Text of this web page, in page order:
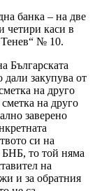
банка – на две
четири каси в
№ 10.
Българската
закупува от
на друго
на друго
заверено
си на
БНБ, то той няма
на
и за обратния